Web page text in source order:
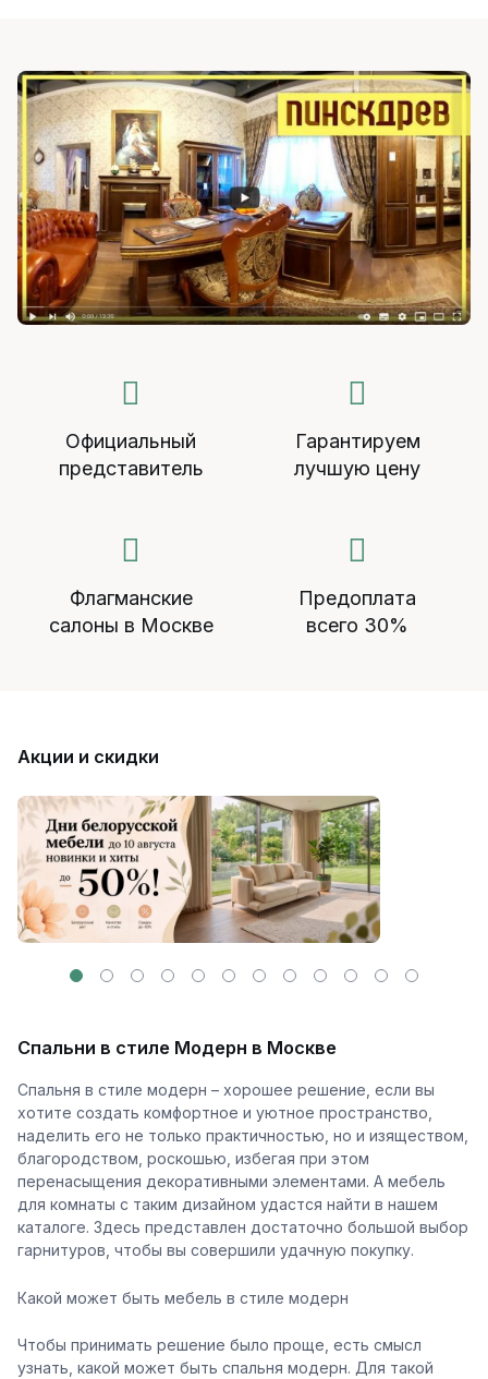
Официальный
представитель
Гарантируем
лучшую цену
Флагманские
салоны в Москве
Предоплата
всего 30%
Акции и скидки
Спальни в стиле Модерн в Москве
Спальня в стиле модерн – хорошее решение, если вы
хотите создать комфортное и уютное пространство,
наделить его не только практичностью, но и изяществом,
благородством, роскошью, избегая при этом
перенасыщения декоративными элементами. А мебель
для комнаты с таким дизайном удастся найти в нашем
каталоге. Здесь представлен достаточно большой выбор
гарнитуров, чтобы вы совершили удачную покупку.
Какой может быть мебель в стиле модерн
Чтобы принимать решение было проще, есть смысл
узнать, какой может быть спальня модерн. Для такой